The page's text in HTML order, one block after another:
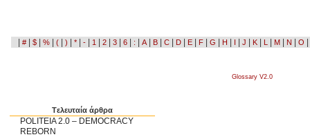
| #| $| %| (| ) | *| -| 1 | 2| 3| 6| : | A| B| C| D| E| F| G | H | I | J | K| L | M| N | O |
Glossary V2.0
Tελευταία άρθρα
POLITEIA 2.0 – DEMOCRACY
REBORN